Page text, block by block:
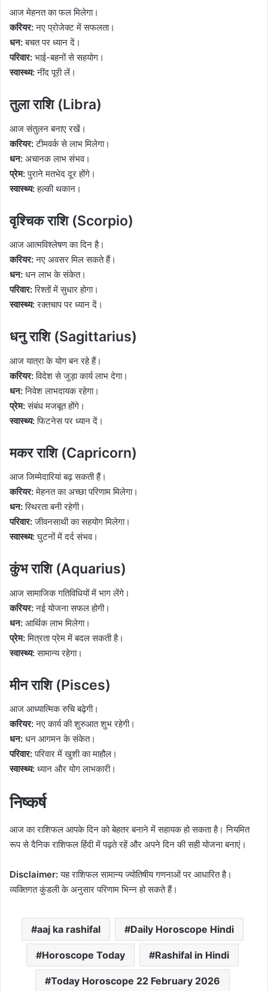
आज मेहनत का फल मिलेगा।
करियर:नए प्रोजेक्ट में सफलता।
धन:बचत पर ध्यान दें।
परिवार: भाई-बहनों से सहयोग।
स्वास्थ्य:नींद पूरी लें।
तुला राशि (Libra)
आज संतुलन बनाए रखें।
करियर:टीमवर्क से लाभ मिलेगा।
धन: अचानक लाभ संभव।
प्रेम:पुराने मतभेद दूर होंगे।
स्वास्थ्य:हल्की थकान।
वृश्चिक राशि (Scorpio)
आज आत्मविश्लेषण का दिन है।
करियर:नए अवसर मिल सकते हैं।
धन: धन लाभ के संकेत।
परिवार:रिश्तों में सुधार होगा।
स्वास्थ्य:रक्तचाप पर ध्यान दें।
धनु राशि (Sagittarius)
आज यात्रा के योग बन रहे हैं।
करियर:विदेश से जुड़ा कार्य लाभ देगा।
धन:निवेश लाभदायक रहेगा।
प्रेम:संबंध मजबूत होंगे।
स्वास्थ्य:फिटनेस पर ध्यान दें।
मकर राशि (Capricorn)
आज जिम्मेदारियां बढ़ सकती हैं।
करियर:मेहनत का अच्छा परिणाम मिलेगा।
धन:स्थिरता बनी रहेगी।
परिवार:जीवनसाथी का सहयोग मिलेगा।
स्वास्थ्य:घुटनों में दर्द संभव।
कुंभ राशि (Aquarius)
आज सामाजिक गतिविधियों में भाग लेंगे।
करियर:नई योजना सफल होगी।
धन: आर्थिक लाभ मिलेगा।
प्रेम:मित्रता प्रेम में बदल सकती है।
स्वास्थ्य:सामान्य रहेगा।
मीन राशि (Pisces)
आज आध्यात्मिक रुचि बढ़ेगी।
करियर:नए कार्य की शुरुआत शुभ रहेगी।
धन: धन आगमन के संकेत।
परिवार:परिवार में खुशी का माहौल।
स्वास्थ्य: ध्यान और योग लाभकारी।
निष्कर्ष
आज का राशिफल आपके दिन को बेहतर बनाने में सहायक हो सकता है। नियमित
रूप से दैनिक राशिफल हिंदी में पढ़ते रहें और अपने दिन की सही योजना बनाएं।
Disclaimer:यह राशिफल सामान्य ज्योतिषीय गणनाओं पर आधारित है।
व्यक्तिगत कुंडली के अनुसार परिणाम भिन्न हो सकते हैं।
aaj ka rashifal Daily Horoscope Hindi
Horoscope Today Rashifal in Hindi
Today Horoscope 22 February 2026